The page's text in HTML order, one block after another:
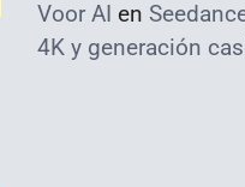
Voor AI en
4K y generación